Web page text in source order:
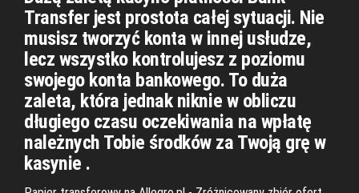
Transfer jest prostota całej sytuacji. Nie
musisz tworzyć konta w innej usłudze,
lecz wszystko kontrolujesz z poziomu
swojego konta bankowego. To duża
zaleta, która jednak niknie w obliczu
długiego czasu oczekiwania na wpłatę
należnych Tobie środków za Twoją grę w
kasynie .